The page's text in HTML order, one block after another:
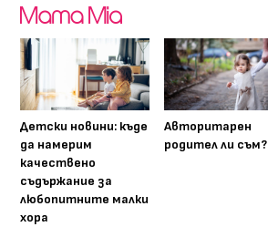
Детски новини: къде
да намерим
качествено
съдържание за
любопитните малки
хора
Авторитарен
родител ли съм?